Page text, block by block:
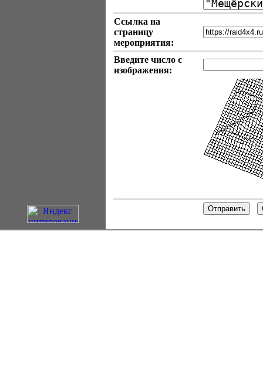
Ссылка на
страницу
мероприятия:
Введите число с
изображения: